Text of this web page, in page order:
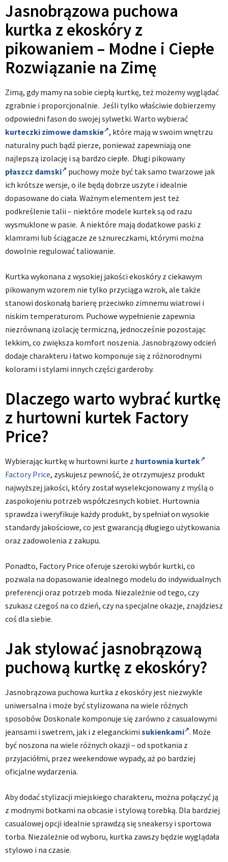
Jasnobrązowa puchowa
kurtka z ekoskóry z
pikowaniem – Modne i Ciepłe
Rozwiązanie na Zimę
Zimą, gdy mamy na sobie ciepłą kurtkę, też możemy wyglądać
zgrabnie i proporcjonalnie. Jeśli tylko właściwie dobierzemy
odpowiedni fason do swojej sylwetki. Warto wybierać
kurteczki zimowe damskie , które mają w swoim wnętrzu
naturalny puch bądź pierze, ponieważ zapewniają one
najlepszą izolację i są bardzo ciepłe. Długi pikowany
płaszcz damski
puchowy może być tak samo twarzowe jak
ich krótsze wersje, o ile będą dobrze uszyte i idealnie
dopasowane do ciała. Ważnym elementem jest też
podkreślenie talii – niektóre modele kurtek są od razu
wysmuklone w pasie. A niektóre mają dodatkowe paski z
klamrami lub ściągacze ze sznureczkami, którymi można
dowolnie regulować taliowanie.
Kurtka wykonana z wysokiej jakości ekoskóry z ciekawym
pikowanym wzorem nie tylko przyciąga wzrok, ale także
stanowi doskonałą barierę przeciwko zimnemu wiatrowi i
niskim temperaturom. Puchowe wypełnienie zapewnia
niezrównaną izolację termiczną, jednocześnie pozostając
lekkim, co zwiększa komfort noszenia. Jasnobrązowy odcień
dodaje charakteru i łatwo komponuje się z różnorodnymi
kolorami i stylami innych części garderoby.
Dlaczego warto wybrać kurtkę
z hurtowni kurtek Factory
Price?
Wybierając kurtkę w hurtowni kurte z hurtownia kurtek
Factory Price, zyskujesz pewność, że otrzymujesz produkt
najwyższej jakości, który został wyselekcjonowany z myślą o
zaspokojeniu potrzeb współczesnych kobiet. Hurtownia
sprawdza i weryfikuje każdy produkt, by spełniał on wysokie
standardy jakościowe, co jest gwarancją długiego użytkowania
oraz zadowolenia z zakupu.
Ponadto, Factory Price oferuje szeroki wybór kurtki, co
pozwala na dopasowanie idealnego modelu do indywidualnych
preferencji oraz potrzeb moda. Niezależnie od tego, czy
szukasz czegoś na co dzień, czy na specjalne okazje, znajdziesz
coś dla siebie.
Jak stylować jasnobrązową
puchową kurtkę z ekoskóry?
Jasnobrązowa puchowa kurtka z ekoskóry jest niezwykle
uniwersalna i może być stylizowana na wiele różnych
sposobów. Doskonale komponuje się zarówno z casualowymi
jeansami i swetrem, jak i z eleganckimi sukienkami . Może
być noszona na wiele różnych okazji – od spotkania z
przyjaciółmi, przez weekendowe wypady, aż po bardziej
oficjalne wydarzenia.
Aby dodać stylizacji miejskiego charakteru, można połączyć ją
z modnymi botkami na obcasie i stylową torebką. Dla bardziej
casualowej opcji idealnie sprawdzą się sneakersy i sportowa
torba. Niezależnie od wyboru, kurtka zawszy będzie wyglądała
stylowo i na czasie.